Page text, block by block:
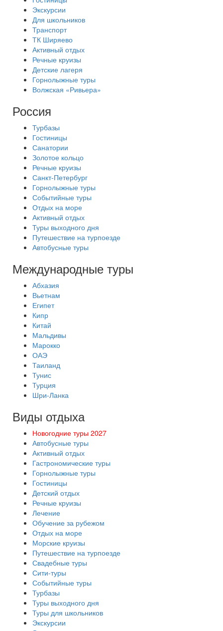
Экскурсии
Для школьников
Транспорт
ТК Ширяево
Активный отдых
Речные круизы
Детские лагеря
Горнолыжные туры
Волжская «Ривьера»
Россия
Турбазы
Гостиницы
Санатории
Золотое кольцо
Речные круизы
Санкт-Петербург
Горнолыжные туры
Событийные туры
Отдых на море
Активный отдых
Туры выходного дня
Путешествие на турпоезде
Автобусные туры
Международные туры
Абхазия
Вьетнам
Египет
Кипр
Китай
Мальдивы
Марокко
ОАЭ
Таиланд
Тунис
Турция
Шри-Ланка
Виды отдыха
Новогодние туры 2027
Автобусные туры
Активный отдых
Гастрономические туры
Горнолыжные туры
Гостиницы
Детский отдых
Речные круизы
Лечение
Обучение за рубежом
Отдых на море
Морские круизы
Путешествие на турпоезде
Свадебные туры
Сити-туры
Событийные туры
Турбазы
Туры выходного дня
Туры для школьников
Экскурсии